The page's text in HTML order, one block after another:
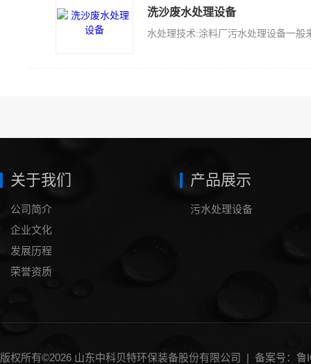
洗沙废水处理设备
关于我们
公司简介
企业文化
发展历程
荣誉资质
产品展示
污水处理设备
版权所有©2026 山东中科贝特环保装备股份有限公司 | 备案号：鲁